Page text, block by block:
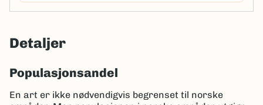
Detaljer
Populasjonsandel
En art er ikke nødvendigvis begrenset til norske